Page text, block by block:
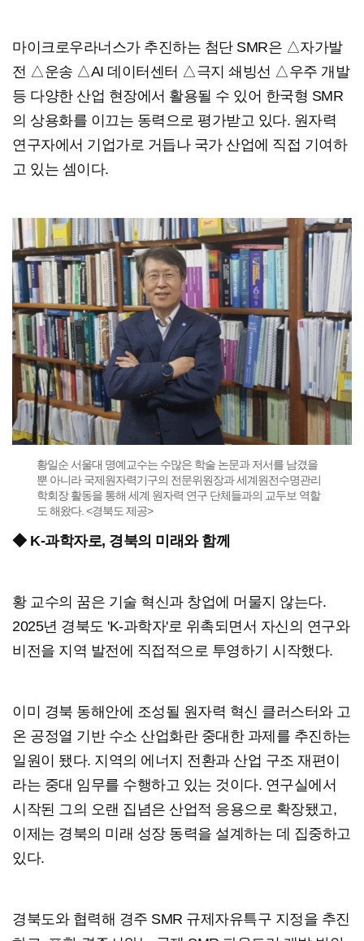
마이크로우라너스가 추진하는 첨단 SMR은 △자가발
전 △운송 △AI 데이터센터 △극지 쇄빙선 △우주 개발
등 다양한 산업 현장에서 활용될 수 있어 한국형 SMR
의 상용화를 이끄는 동력으로 평가받고 있다. 원자력
연구자에서 기업가로 거듭나 국가 산업에 직접 기여하
고 있는 셈이다.
황일순 서울대 명예교수는 수많은 학술 논문과 저서를 남겼을
뿐 아니라 국제원자력기구의 전문위원장과 세계원전수명관리
학회장 활동을 통해 세계 원자력 연구 단체들과의 교두보 역할
도 해왔다. <경북도 제공>
◆ K-과학자로, 경북의 미래와 함께
황 교수의 꿈은 기술 혁신과 창업에 머물지 않는다.
2025년 경북도 'K-과학자'로 위촉되면서 자신의 연구와
비전을 지역 발전에 직접적으로 투영하기 시작했다.
이미 경북 동해안에 조성될 원자력 혁신 클러스터와 고
온 공정열 기반 수소 산업화란 중대한 과제를 추진하는
일원이 됐다. 지역의 에너지 전환과 산업 구조 재편이
라는 중대 임무를 수행하고 있는 것이다. 연구실에서
시작된 그의 오랜 집념은 산업적 응용으로 확장됐고,
이제는 경북의 미래 성장 동력을 설계하는 데 집중하고
있다.
경북도와 협력해 경주 SMR 규제자유특구 지정을 추진